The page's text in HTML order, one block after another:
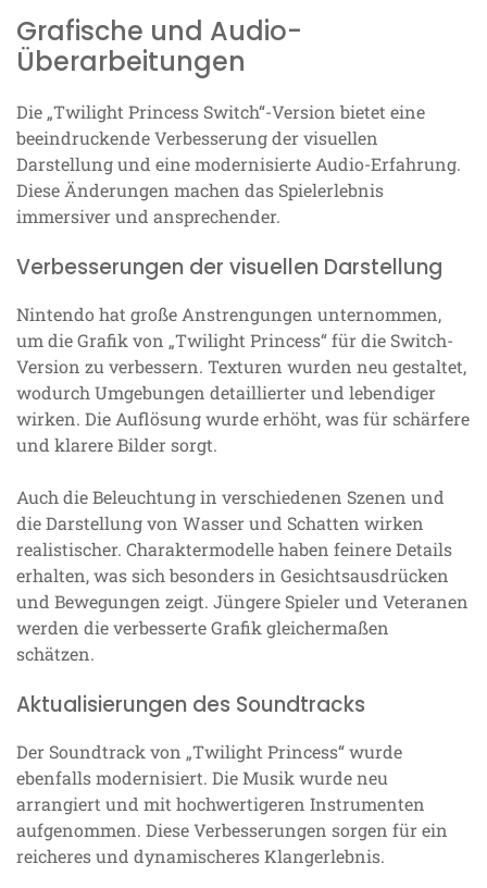
Grafische und Audio-
Überarbeitungen
Die „Twilight Princess Switch“-Version bietet eine
beeindruckende Verbesserung der visuellen
Darstellung und eine modernisierte Audio-Erfahrung.
Diese Änderungen machen das Spielerlebnis
immersiver und ansprechender.
Verbesserungen der visuellen Darstellung
Nintendo hat große Anstrengungen unternommen,
um die Grafik von „Twilight Princess“ für die Switch-
Version zu verbessern. Texturen wurden neu gestaltet,
wodurch Umgebungen detaillierter und lebendiger
wirken. Die Auflösung wurde erhöht, was für schärfere
und klarere Bilder sorgt.
Auch die Beleuchtung in verschiedenen Szenen und
die Darstellung von Wasser und Schatten wirken
realistischer. Charaktermodelle haben feinere Details
erhalten, was sich besonders in Gesichtsausdrücken
und Bewegungen zeigt. Jüngere Spieler und Veteranen
werden die verbesserte Grafik gleichermaßen
schätzen.
Aktualisierungen des Soundtracks
Der Soundtrack von „Twilight Princess“ wurde
ebenfalls modernisiert. Die Musik wurde neu
arrangiert und mit hochwertigeren Instrumenten
aufgenommen. Diese Verbesserungen sorgen für ein
reicheres und dynamischeres Klangerlebnis.